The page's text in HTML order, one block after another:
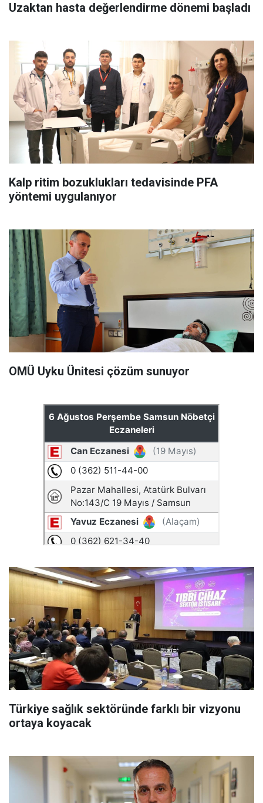
Uzaktan hasta değerlendirme dönemi başladı
Kalp ritim bozuklukları tedavisinde PFA
yöntemi uygulanıyor
OMÜ Uyku Ünitesi çözüm sunuyor
Türkiye sağlık sektöründe farklı bir vizyonu
ortaya koyacak